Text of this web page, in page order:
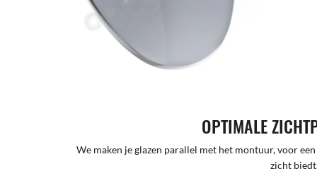
OPTIMALE
We maken je glazen parallel met het montuur, voor
zicht